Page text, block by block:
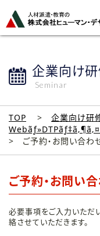
企業向け
Seminar
TOP
企業向け研
ご予約・お問い合わ
ご予約・お問い
必要事項をご入力いただ
絡させていただきます。
ジ
ト